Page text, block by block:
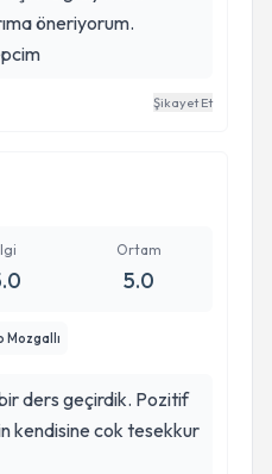
Zeynepcim
Şikayet Et
Ortam
5.0
Mozgallı
bir ders geçirdik. Pozitif
kendisine cok tesekkur